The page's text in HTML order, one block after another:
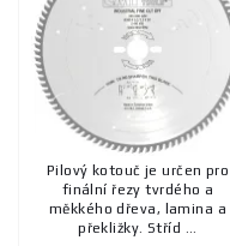
Pilový kotouč je určen pro
finální řezy tvrdého a
měkkého dřeva, lamina a
překližky. Stříd ...